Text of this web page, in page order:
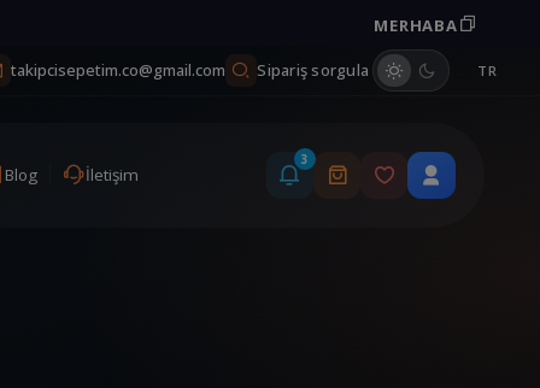
MERHABA
Kuponu kopyala
takipcisepetim.co@gmail.com Sipariş sorgula TR
Blog İletişim
3